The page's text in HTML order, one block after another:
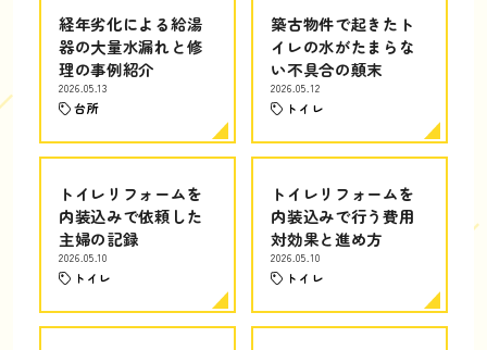
経年劣化による給湯
器の大量水漏れと修
理の事例紹介
2026.05.13
台所
築古物件で起きたト
イレの水がたまらな
い不具合の顛末
2026.05.12
トイレ
トイレリフォームを
内装込みで依頼した
主婦の記録
2026.05.10
トイレ
トイレリフォームを
内装込みで行う費用
対効果と進め方
2026.05.10
トイレ